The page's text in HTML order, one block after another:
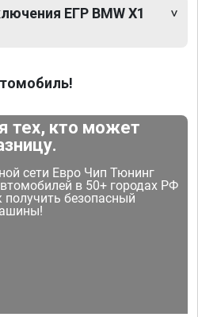
ЕГР BMW X1
тех, кто может
сети Евро Чип Тюнинг
в 50+ городах РФ
безопасный